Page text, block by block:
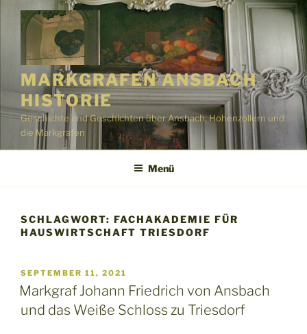
Zum
Inhalt
springen
MARKGRAFEN ANSBACH
HISTORIE
Geschichte und Geschichten über Ansbach, Hohenzollern und
die Markgrafen
Menü
SCHLAGWORT: FACHAKADEMIE FÜR
HAUSWIRTSCHAFT TRIESDORF
VERÖFFENTLICHT
AM
SEPTEMBER 11, 2021
Markgraf Johann Friedrich von Ansbach
und das Weiße Schloss zu Triesdorf